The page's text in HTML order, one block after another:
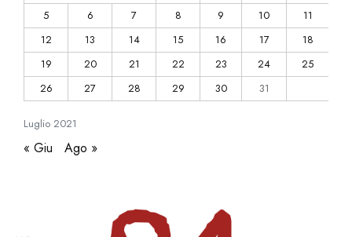
Luglio 2021
5
6 7 8 9 10
11
12
13 14 15 16 17
18
19
20 21 22 23 24
25
26
27 28 29 30 31
« Giu Ago »